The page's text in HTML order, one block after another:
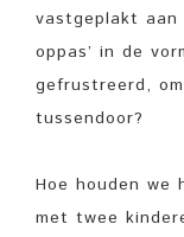
vastgeplakt aan
oppas’ in de
gefrustreerd,
tussendoor?
Hoe houden we
met twee